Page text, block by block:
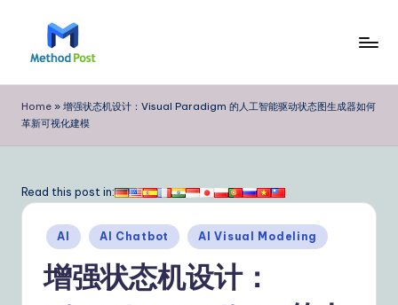
e
t
o
o
Home » 增强状态机设计：Visual Paradigm 的人工智能驱动状态图生成器如何
革新可视化建模
Read this post in:
Posted
in
AI AI Chatbot AI Visual Modeling
增强状态机设计：